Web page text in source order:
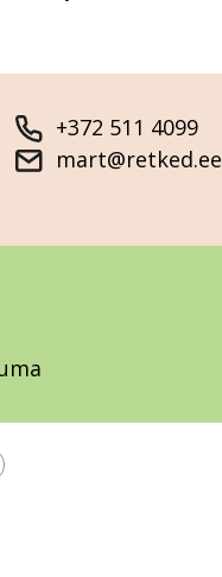
+372 511 4099
mart@retked.ee